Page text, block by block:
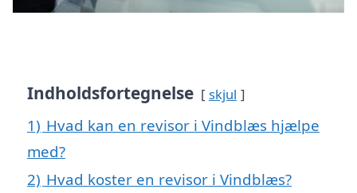
Indholdsfortegnelse skjul
1) Hvad kan en revisor i Vindblæs hjælpe
med?
2) Hvad koster en revisor i Vindblæs?